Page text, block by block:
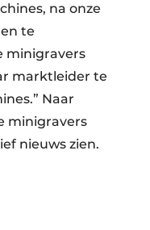
na onze
te
minigravers
marktleider te
Naar
minigravers
nieuws zien.